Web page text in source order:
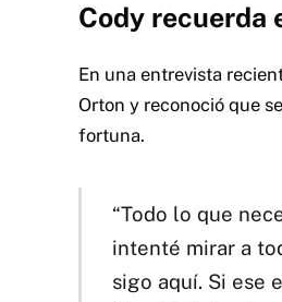
Cody recuerda
En una entrevista
Orton y reconoció que
fortuna.
“Todo lo que
intenté mirar a
sigo aquí. Si ese